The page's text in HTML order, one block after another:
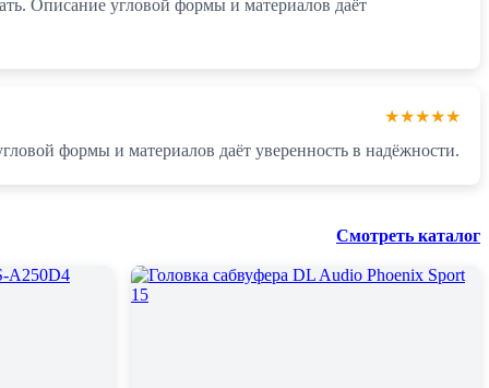
Описание угловой формы и материалов даёт
★★★★★
формы и материалов даёт уверенность в надёжности.
Смотреть каталог